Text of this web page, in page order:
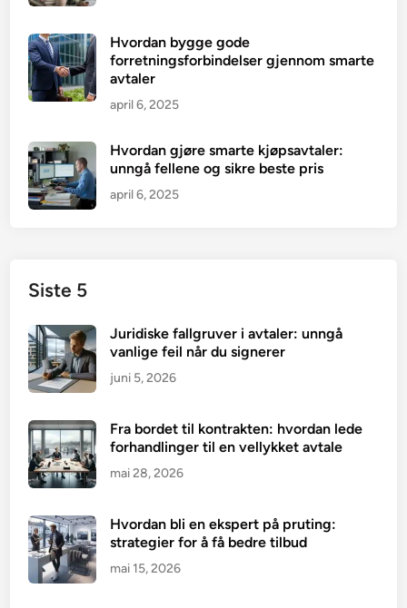
Hvordan bygge gode
forretningsforbindelser gjennom smarte
avtaler
april 6, 2025
Hvordan gjøre smarte kjøpsavtaler:
unngå fellene og sikre beste pris
april 6, 2025
Siste 5
Juridiske fallgruver i avtaler: unngå
vanlige feil når du signerer
juni 5, 2026
Fra bordet til kontrakten: hvordan lede
forhandlinger til en vellykket avtale
mai 28, 2026
Hvordan bli en ekspert på pruting:
strategier for å få bedre tilbud
mai 15, 2026